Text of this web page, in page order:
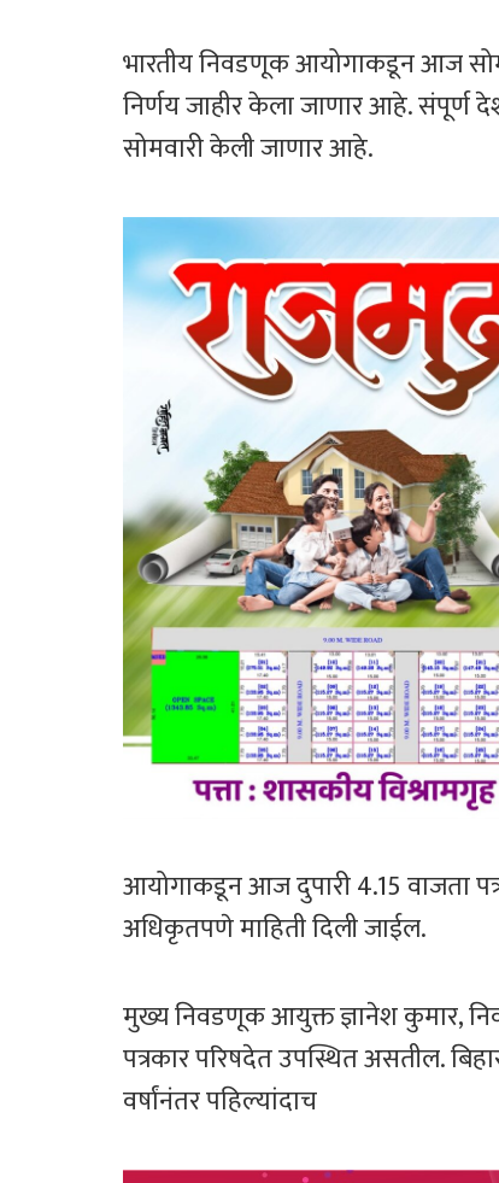
ok p
p
भारतीय निवडणूक आयोगाकडून आज
निर्णय जाहीर केला जाणार आहे. संपूर्ण
सोमवारी केली जाणार आहे.
आयोगाकडून आज दुपारी 4.15 वाजता
अधिकृतपणे माहिती दिली जाईल.
मुख्य निवडणूक आयुक्त ज्ञानेश कुमार,
पत्रकार परिषदेत उपस्थित असतील.
वर्षांनंतर पहिल्यांदाच